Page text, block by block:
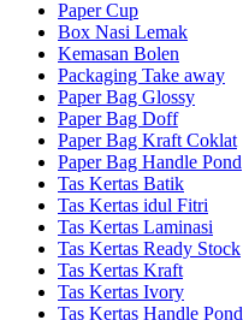
Paper Cup
Box Nasi Lemak
Kemasan Bolen
Packaging Take away
Paper Bag Glossy
Paper Bag Doff
Paper Bag Kraft Coklat
Paper Bag Handle Pond
Tas Kertas Batik
Tas Kertas idul Fitri
Tas Kertas Laminasi
Tas Kertas Ready Stock
Tas Kertas Kraft
Tas Kertas Ivory
Tas Kertas Handle Pond